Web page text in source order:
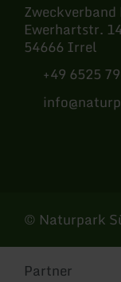
Ewerhartstr.
54666 Irrel
+49 6525
© Naturpark
Partner